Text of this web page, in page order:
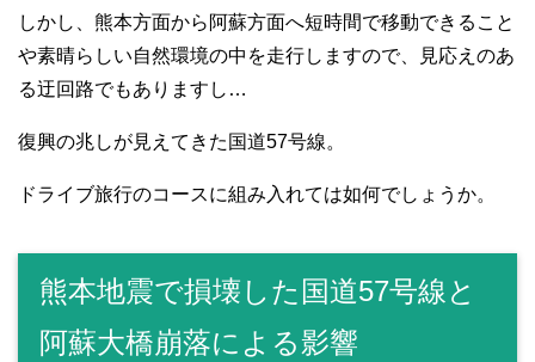
しかし、熊本方面から阿蘇方面へ短時間で移動できること
や素晴らしい自然環境の中を走行しますので、見応えのあ
る迂回路でもありますし…
復興の兆しが見えてきた国道57号線。
ドライブ旅行のコースに組み入れては如何でしょうか。
熊本地震で損壊した国道57号線と
阿蘇大橋崩落による影響